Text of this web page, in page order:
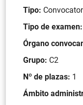
Tipo:
Tipo de examen:
Órgano
Grupo: C2
Nº de plazas: 1
Ámbito